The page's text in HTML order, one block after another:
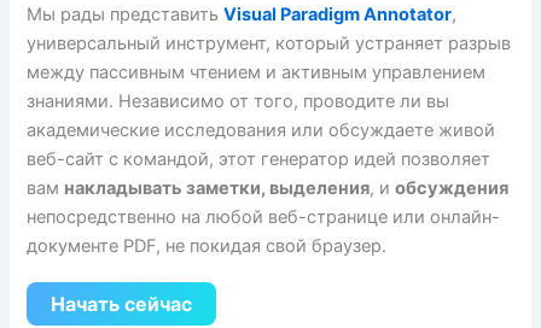
Мы рады представитьVisual Paradigm Annotator,
универсальный инструмент, который устраняет разрыв
между пассивным чтением и активным управлением
знаниями. Независимо от того, проводите ли вы
академические исследования или обсуждаете живой
веб-сайт с командой, этот генератор идей позволяет
вам накладывать заметки, выделения, иобсуждения
непосредственно на любой веб-странице или онлайн-
документе PDF, не покидая свой браузер.
Начать сейчас